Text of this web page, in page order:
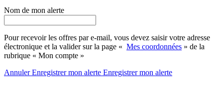
Nom de mon alerte
Pour recevoir les offres par e-mail, vous devez saisir votre adresse
électronique et la valider sur la page « Mes coordonnées » de la
rubrique « Mon compte »
AnnulerEnregistrer mon alerte Enregistrermon alerte